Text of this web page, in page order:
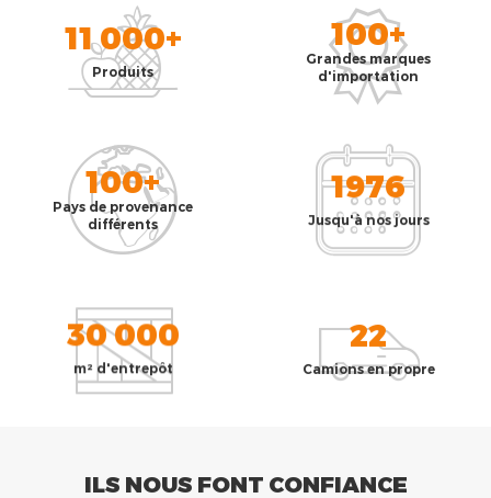
11 000+
Produits
100+
Grandes marques
d'importation
100+
Pays de provenance
différents
1976
Jusqu'à nos jours
30 000
m² d'entrepôt
22
Camions en propre
ILS NOUS FONT CONFIANCE